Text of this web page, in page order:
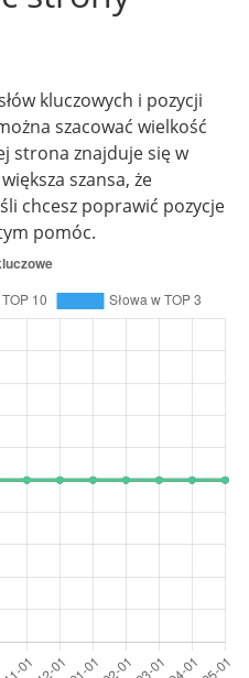
kluczowych i pozycji
szacować wielkość
strona znajduje się w
szansa, że
chcesz poprawić pozycje
pomóc.